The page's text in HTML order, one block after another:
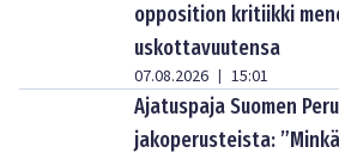
opposition kritiikki
uskottavuutensa
07.08.2026 | 15:01
Ajatuspaja Suomen
jakoperusteista: